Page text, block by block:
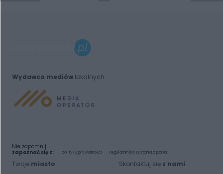
Wydawca mediówlokalnych
Nie zapomnij
zapoznać się z:
polityką prywatności regulamin korzystania z portali
Twoje miasto Skontaktuj się z nami